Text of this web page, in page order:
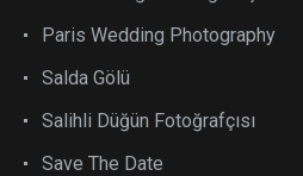
Paris Wedding Photography
Salda Gölü
Salihli Düğün Fotoğrafçısı
Save The Date